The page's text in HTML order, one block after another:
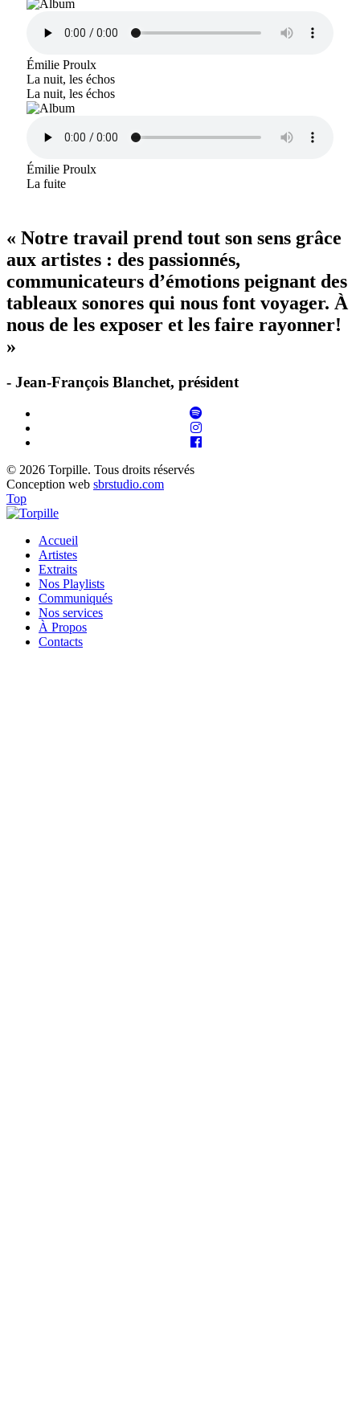
Émilie Proulx
La nuit, les échos
La nuit, les échos
Émilie Proulx
La fuite
« Notre travail prend tout son sens grâce
aux artistes : des passionnés,
communicateurs d’émotions peignant des
tableaux sonores qui nous font voyager. À
nous de les exposer et les faire rayonner!
»
- Jean-François Blanchet, président
© 2026 Torpille. Tous droits réservés
Conception web sbrstudio.com
Top
Accueil
Artistes
Extraits
Nos Playlists
Communiqués
Nos services
À Propos
Contacts